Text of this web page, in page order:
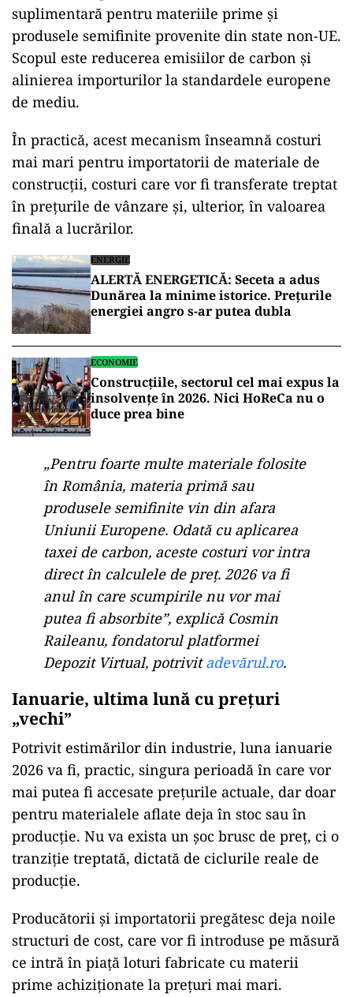
suplimentară pentru materiile prime și
produsele semifinite provenite din state non-UE.
Scopul este reducerea emisiilor de carbon și
alinierea importurilor la standardele europene
de mediu.
În practică, acest mecanism înseamnă costuri
mai mari pentru importatorii de materiale de
construcții, costuri care vor fi transferate treptat
în prețurile de vânzare și, ulterior, în valoarea
finală a lucrărilor.
ENERGIE
ALERTĂ ENERGETICĂ: Seceta a adus
Dunărea la minime istorice. Prețurile
energiei angro s-ar putea dubla
ECONOMIE
Construcțiile, sectorul cel mai expus la
insolvențe în 2026. Nici HoReCa nu o
duce prea bine
„Pentru foarte multe materiale folosite
în România, materia primă sau
produsele semifinite vin din afara
Uniunii Europene. Odată cu aplicarea
taxei de carbon, aceste costuri vor intra
direct în calculele de preț. 2026 va fi
anul în care scumpirile nu vor mai
putea fi absorbite”, explică Cosmin
Raileanu, fondatorul platformei
Depozit Virtual, potrivitadevărul.ro.
Ianuarie, ultima lună cu prețuri
„vechi”
Potrivit estimărilor din industrie, luna ianuarie
2026 va fi, practic, singura perioadă în care vor
mai putea fi accesate prețurile actuale, dar doar
pentru materialele aflate deja în stoc sau în
producție. Nu va exista un șoc brusc de preț, ci o
tranziție treptată, dictată de ciclurile reale de
producție.
Producătorii și importatorii pregătesc deja noile
structuri de cost, care vor fi introduse pe măsură
ce intră în piață loturi fabricate cu materii
prime achiziționate la prețuri mai mari.